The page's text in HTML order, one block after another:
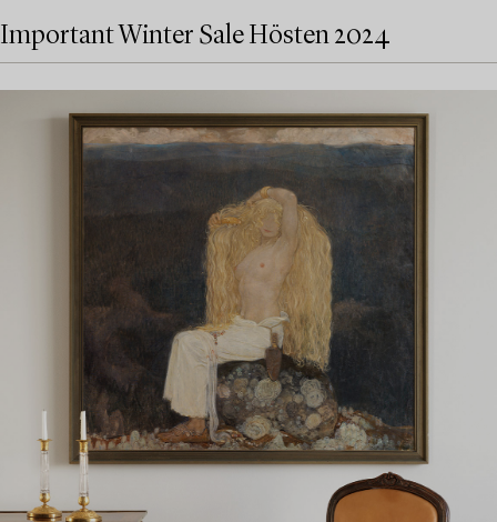
Important Winter Sale Hösten 2024